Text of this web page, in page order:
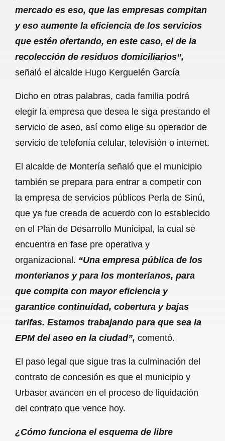
mercado es eso, que las empresas compitan
y eso aumente la eficiencia de los servicios
que estén ofertando, en este caso, el de la
recolección de residuos domiciliarios”,
señaló el alcalde Hugo Kerguelén García
Dicho en otras palabras, cada familia podrá
elegir la empresa que desea le siga prestando el
servicio de aseo, así como elige su operador de
servicio de telefonía celular, televisión o internet.
El alcalde de Montería señaló que el municipio
también se prepara para entrar a competir con
la empresa de servicios públicos Perla de Sinú,
que ya fue creada de acuerdo con lo establecido
en el Plan de Desarrollo Municipal, la cual se
encuentra en fase pre operativa y
organizacional. “Una empresa pública de los
monterianos y para los monterianos, para
que compita con mayor eficiencia y
garantice continuidad, cobertura y bajas
tarifas. Estamos trabajando para que sea la
EPM del aseo en la ciudad”, comentó.
El paso legal que sigue tras la culminación del
contrato de concesión es que el municipio y
Urbaser avancen en el proceso de liquidación
del contrato que vence hoy.
¿Cómo funciona el esquema de libre